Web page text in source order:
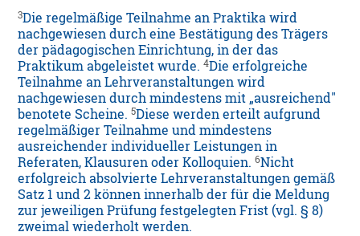
3Die regelmäßige Teilnahme an Praktika wird
nachgewiesen durch eine Bestätigung des Trägers
der pädagogischen Einrichtung, in der das
Praktikum abgeleistet wurde.4Die erfolgreiche
Teilnahme an Lehrveranstaltungen wird
nachgewiesen durch mindestens mit „ausreichend"
benotete Scheine.5Diese werden erteilt aufgrund
regelmäßiger Teilnahme und mindestens
ausreichender individueller Leistungen in
Referaten, Klausuren oder Kolloquien.6Nicht
erfolgreich absolvierte Lehrveranstaltungen gemäß
Satz 1 und 2 können innerhalb der für die Meldung
zur jeweiligen Prüfung festgelegten Frist (vgl. § 8)
zweimal wiederholt werden.